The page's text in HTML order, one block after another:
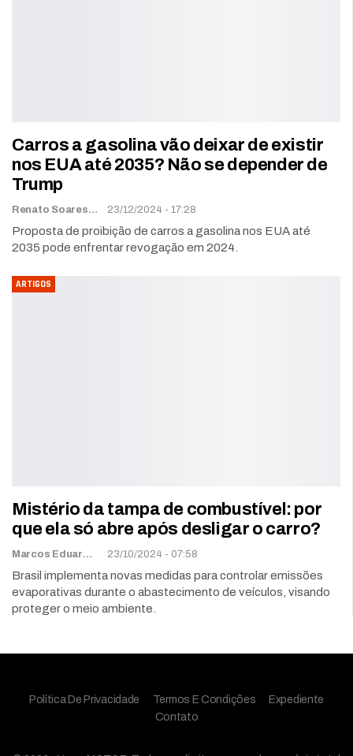
Carros a gasolina vão deixar de existir
nos EUA até 2035? Não se depender de
Trump
Renato Soares 23/12/2024 - 17:28
Proposta de proibição de carros a gasolina nos EUA até
2035 pode enfrentar revogação em 2024.
ARTIGOS
Mistério da tampa de combustível: por
que ela só abre após desligar o carro?
Marcos Eduardo Carvalho 23/10/2024 - 07:58
Brasil implementa novas medidas para controlar emissões
evaporativas durante o abastecimento de veículos, visando
proteger o meio ambiente.
Política De Privacidade Termos E Condições
Expediente
Contato